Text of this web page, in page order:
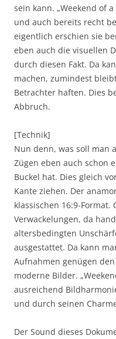
sein kann. „Weekend of
und auch bereits recht
eigentlich erschien sie
eben auch die visuellen
durch diesen Fakt. Da
machen, zumindest
Betrachter haften. Dies
Abbruch.
[Technik]
Nun denn, was soll man
Zügen eben auch schon
Buckel hat. Dies gleich
Kante ziehen. Der
klassischen 16:9-
Verwackelungen, da
altersbedingten
ausgestattet. Da kann
Aufnahmen genügen
moderne Bilder.
ausreichend
und durch seinen
Der Sound dieses